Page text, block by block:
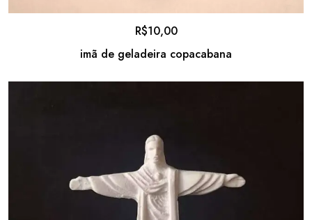
imã de geladeira copacabana
R$10,00